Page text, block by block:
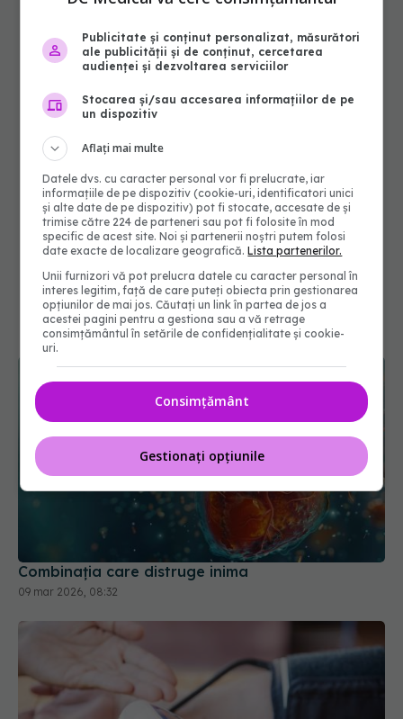
Combinația care distruge inima
09 mar 2026, 08:32
Publicitate și conținut personalizat, măsurători
ale publicității și de conținut, cercetarea
audienței și dezvoltarea serviciilor
Stocarea și/sau accesarea informațiilor de pe
un dispozitiv
Aflați mai multe
Datele dvs. cu caracter personal vor fi prelucrate, iar
informațiile de pe dispozitiv (cookie-uri, identificatori unici
și alte date de pe dispozitiv) pot fi stocate, accesate de și
trimise către 224 de parteneri sau pot fi folosite în mod
specific de acest site. Noi și partenerii noștri putem folosi
date exacte de localizare geografică.Lista partenerilor.
Unii furnizori vă pot prelucra datele cu caracter personal în
interes legitim, față de care puteți obiecta prin gestionarea
opțiunilor de mai jos. Căutați un link în partea de jos a
acestei pagini pentru a gestiona sau a vă retrage
consimțământul în setările de confidențialitate și cookie-
uri.
Consimțământ
Gestionați opțiunile